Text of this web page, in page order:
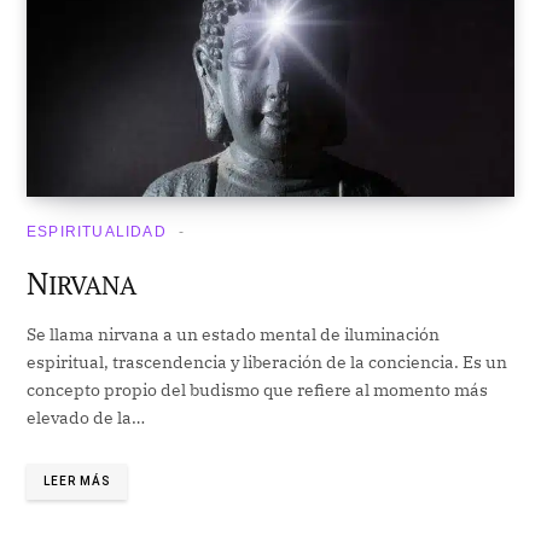
ESPIRITUALIDAD
NIRVANA
Se llama nirvana a un estado mental de iluminación
espiritual, trascendencia y liberación de la conciencia. Es un
concepto propio del budismo que refiere al momento más
elevado de la…
LEER MÁS